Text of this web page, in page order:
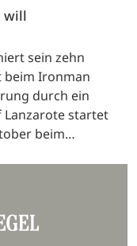
will
sein zehn
beim Ironman
durch ein
Lanzarote startet
beim…